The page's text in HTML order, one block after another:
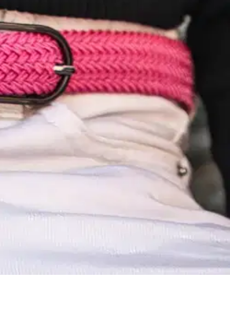
25 mm leveä, ja solki on nikkelivapaa. Vyötärömitta on 70 cm.